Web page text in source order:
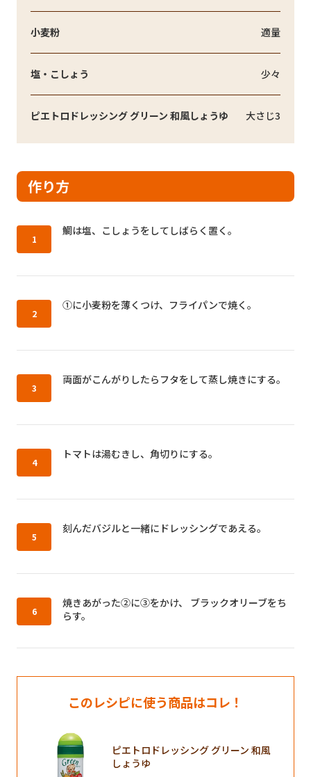
小麦粉 適量
塩・こしょう 少々
ピエトロドレッシング グリーン 和風しょうゆ 大さじ3
作り方
作り方1：
鯛は塩、こしょうをしてしばらく置く。
作り方2：
①に小麦粉を薄くつけ、フライパンで焼く。
作り方3：
両面がこんがりしたらフタをして蒸し焼きにする。
作り方4：
トマトは湯むきし、角切りにする。
作り方5：
刻んだバジルと一緒にドレッシングであえる。
作り方6：
焼きあがった②に③をかけ、 ブラックオリーブをち
らす。
このレシピに使う商品はコレ！
ピエトロドレッシング グリーン 和風
しょうゆ